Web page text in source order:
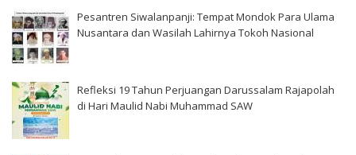
Pesantren Siwalanpanji: Tempat Mondok Para Ulama
Nusantara dan Wasilah Lahirnya Tokoh Nasional
Refleksi 19 Tahun Perjuangan Darussalam Rajapolah
di Hari Maulid Nabi Muhammad SAW